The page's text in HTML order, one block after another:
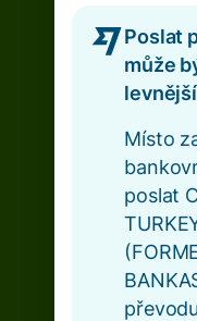
Poslat
může
Místo
poslat